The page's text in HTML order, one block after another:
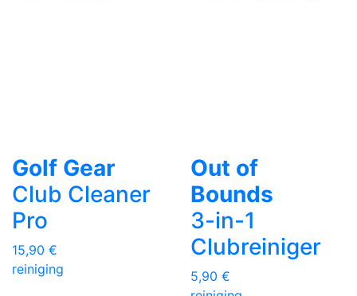
Golf Gear
Club Cleaner
Pro
15,90 €
reiniging
Out of
Bounds
3-in-1
Clubreiniger
5,90 €